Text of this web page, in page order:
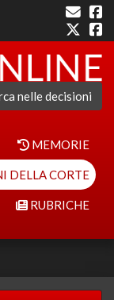
nelle decisioni
MEMORIE
DELLA CORTE
RUBRICHE